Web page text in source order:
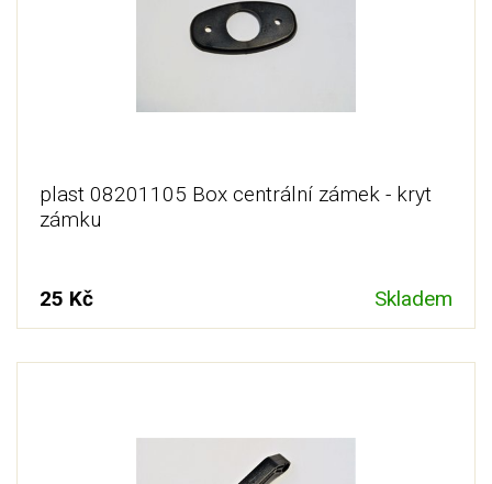
plast 08201105 Box centrální zámek - kryt
zámku
25 Kč Skladem